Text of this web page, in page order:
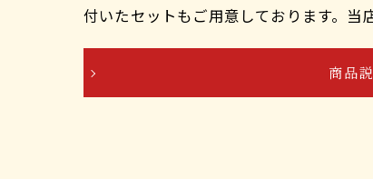
付いたセットもご用意しております。当
商品